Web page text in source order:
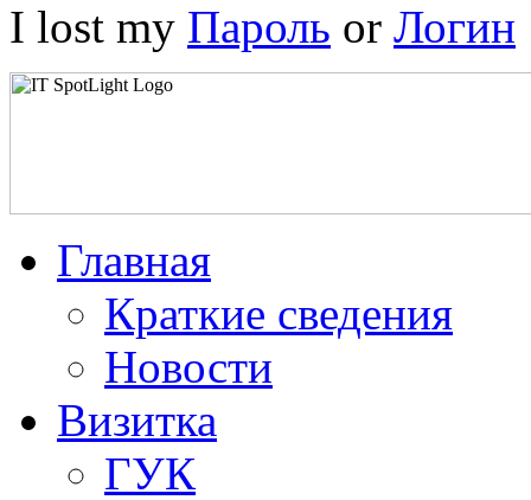
I lost my Пароль or Логин
Главная
Краткие сведения
Новости
Визитка
ГУК